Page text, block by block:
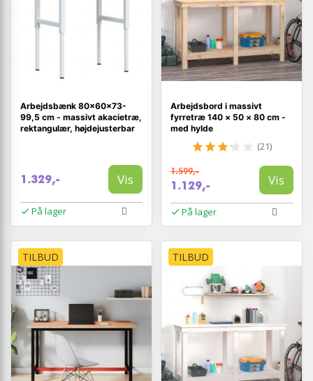
Arbejdsbænk 80×60×73-
99,5 cm - massivt akacietræ,
rektangulær, højdejusterbar
1.329,- Vis
På lager
Arbejdsbord i massivt
fyrretræ 140 × 50 × 80 cm -
med hylde
(21)
1.599,-
1.129,- Vis
På lager
TILBUD TILBUD